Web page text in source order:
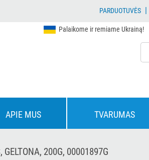
PARDUOTUVĖS|
Palaikome ir remiame Ukrainą!
APIE MUS TVARUMAS
GELTONA, 200G, 00001897G